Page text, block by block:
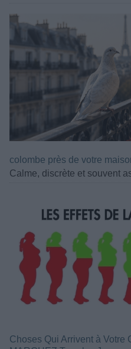
colombe près de votre
Calme, discrète et souvent
Choses Qui Arrivent à Votre